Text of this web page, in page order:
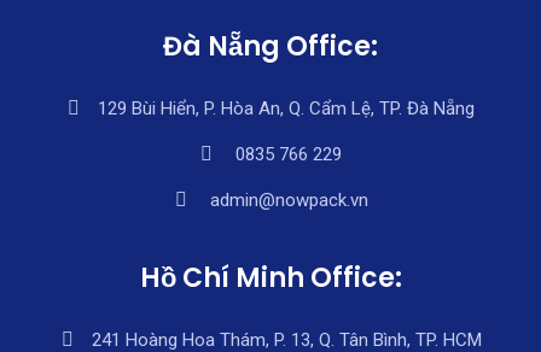
Đà Nẵng Office:
129 Bùi Hiển, P. Hòa An, Q. Cẩm Lệ, TP. Đà Nẵng
0835 766 229
admin@nowpack.vn
Hồ Chí Minh Office:
241 Hoàng Hoa Thám, P. 13, Q. Tân Bình, TP. HCM